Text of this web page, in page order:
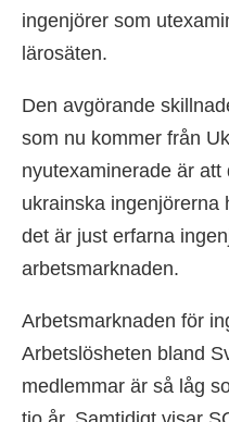
ingenjörer som
lärosäten.
Den avgörande
som nu kommer från
nyutexaminerade är
ukrainska ingenjörerna
det är just erfarna
arbetsmarknaden.
Arbetsmarknaden för
Arbetslösheten bland
medlemmar är så låg